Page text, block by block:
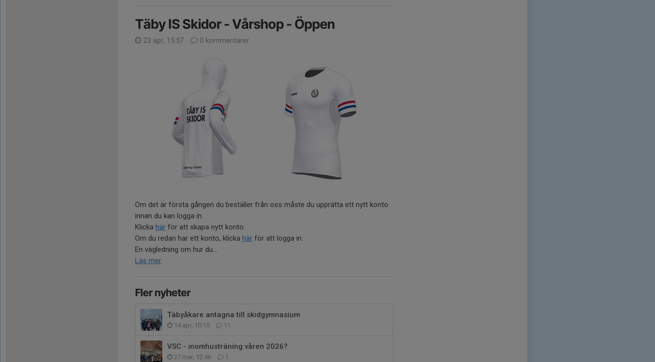
Täby IS Skidor - Vårshop - Öppen
23 apr, 15:57 0 kommentarer
Om det är första gången du beställer från oss måste du upprätta ett nytt konto
innan du kan logga in.
Klicka här för att skapa nytt konto.
Om du redan har ett konto, klicka här för att logga in.
En vägledning om hur du...
Läs mer
Fler nyheter
Täbyåkare antagna till skidgymnasium
14 apr, 10:15 11
VSC - inomhusträning våren 2026?
27 mar, 12:46 1